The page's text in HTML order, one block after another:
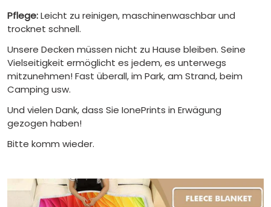
Pflege:Leicht zu reinigen, maschinenwaschbar und
trocknet schnell.
Unsere Decken müssen nicht zu Hause bleiben. Seine
Vielseitigkeit ermöglicht es jedem, es unterwegs
mitzunehmen! Fast überall, im Park, am Strand, beim
Camping usw.
Und vielen Dank, dass Sie IonePrints in Erwägung
gezogen haben!
Bitte komm wieder.